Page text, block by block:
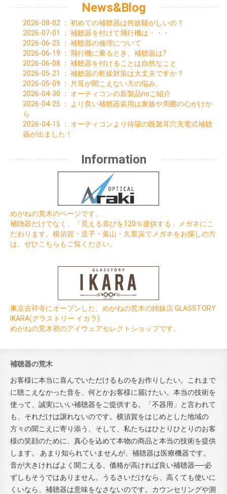
News&Blog
2026-08-02 ： 初めての補聴器は何故騒がしいの？
2026-07-01
： 補聴器を付けて飛行機は・・・
2026-06-25 ： 補聴器の修理について
2026-06-19 ： 飛行機に乗るとき、補聴器は?
2026-06-08 ： 補聴器を付けることは自然なこと
2026-05-21
： 補聴器の乾燥対策は大丈夫ですか？
2026-05-09 ：
片耳が聞こえない方の悩み。
2026-04-30 ： オーティコンの新製品noご紹介
2026-04-25 ： より良い補聴器装用は家族や周囲の心がけか
ら
2026-04-15 ： オーティコンより待望の既製耳穴充電式補聴
器が出ました！
Information
めがねの荒木のページです。
補聴器だけでなく、「見える喜びを120％提供する」メガネにこ
だわります。横須賀・逗子・葉山・久里浜でメガネをお探しの方
は、ぜひこちらもご覧ください。
東京吉祥寺にオープンした、めがねの荒木の姉妹店 GLASSTORY
IKARA(グラストリー イカラ)
めがねの荒木初のアイウェアセレクトショップです。
補聴器の荒木
お客様に本当に喜んでいただけるものをお作りしたい。これまで
に聴こえなかった音を、何とかお客様に届けたい。本当の技術を
使って、誠実にいい補聴器をご提供する。「不器用」と言われて
も、それだけは譲れないのです。横須賀をはじめとした地域の
方々の聞こえに寄り添う、そして、私たちはひとりひとりのお客
様の笑顔のために、真心を込めて本物の商品と本当の技術を提供
します。 あまり知られていませんが、補聴器は医療機器です。
音が大きければよく聞こえる、価格が高ければ良い補聴器──必
ずしもそうではありません。うるさいだけなら、高くても使いに
くいなら、補聴器は意味をなさないのです。カウンセリングや測